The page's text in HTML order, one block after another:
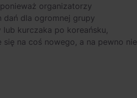
organizatorzy
dań dla ogromnej grupy
kurczaka po koreańsku,
na coś nowego, a na pewno nie